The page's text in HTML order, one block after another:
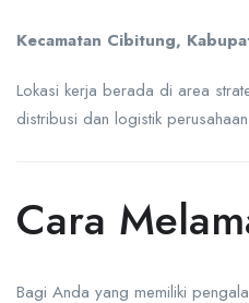
Kecamatan Cibitung,
Lokasi kerja berada di area
distribusi dan logistik
Cara
Bagi Anda yang memiliki